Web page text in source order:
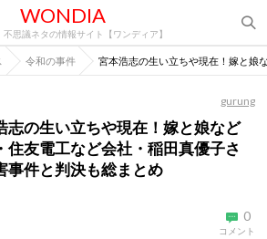
WONDIA
不思議ネタの情報サイト【ワンディア】
令和の事件 宮本浩志の生い立ちや現在！嫁と娘
gurung
志の生い立ちや現在！嫁と娘など
住友電工など会社・稲田真優子さ
事件と判決も総まとめ
0
コメント